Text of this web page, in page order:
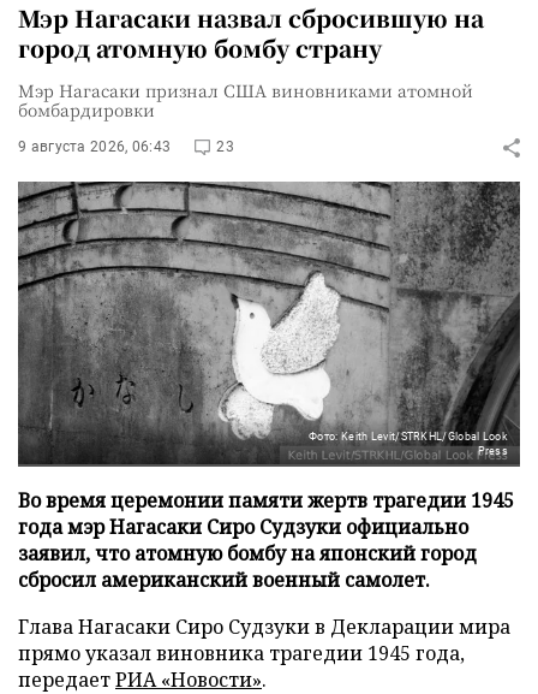
Мэр Нагасаки назвал сбросившую на
город атомную бомбу страну
Мэр Нагасаки признал США виновниками атомной
бомбардировки
9 августа 2026, 06:43 23
Фото: Keith Levit/STRKHL/Global Look
Press
Во время церемонии памяти жертв трагедии 1945
года мэр Нагасаки Сиро Судзуки официально
заявил, что атомную бомбу на японский город
сбросил американский военный самолет.
Глава Нагасаки Сиро Судзуки в Декларации мира
прямо указал виновника трагедии 1945 года,
передаетРИА «Новости».